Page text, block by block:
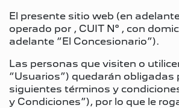
El presente sitio web (en
operado por , CUIT N° , con
adelante “El Concesionario”).
Las personas que visiten o
“Usuarios”) quedarán obligadas
siguientes términos y
y Condiciones”), por lo que le